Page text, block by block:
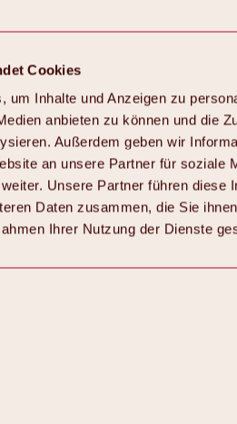
Cookies
um Inhalte und Anzeigen zu
anbieten zu können und die
Außerdem geben wir
an unsere Partner für soziale
Unsere Partner führen diese
Daten zusammen, die Sie
Ihrer Nutzung der Dienste